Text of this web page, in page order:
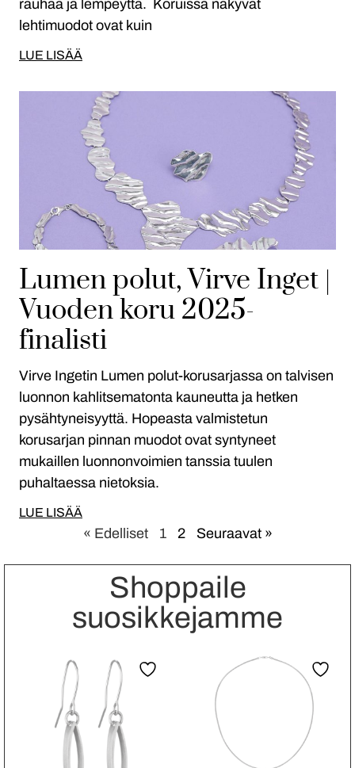
rauhaa ja lempeyttä. Koruissa näkyvät
lehtimuodot ovat kuin
LUE LISÄÄ
Lumen polut, Virve Inget |
Vuoden koru 2025-
finalisti
Virve Ingetin Lumen polut-korusarjassa on talvisen
luonnon kahlitsematonta kauneutta ja hetken
pysähtyneisyyttä. Hopeasta valmistetun
korusarjan pinnan muodot ovat syntyneet
mukaillen luonnonvoimien tanssia tuulen
puhaltaessa nietoksia.
LUE LISÄÄ
« Edelliset 1 2 Seuraavat »
Shoppaile
suosikkejamme